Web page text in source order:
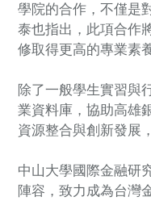
學院的合作，不僅是
泰也指出，此項合作
修取得更高的專業素
除了一般學生實習與
業資料庫，協助高雄
資源整合與創新發展
中山大學國際金融研
陣容，致力成為台灣